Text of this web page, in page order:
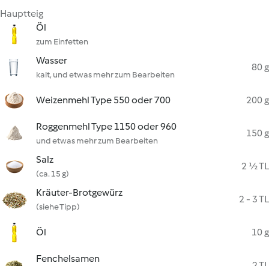
Hauptteig
Öl
zum Einfetten
Wasser
kalt, und etwas mehr zum Bearbeiten
80 g
Weizenmehl Type 550 oder 700 200 g
Roggenmehl Type 1150 oder 960
und etwas mehr zum Bearbeiten
150 g
Salz
(ca. 15 g)
2 ½ TL
Kräuter-Brotgewürz
(siehe Tipp)
2 - 3 TL
Öl 10 g
Fenchelsamen